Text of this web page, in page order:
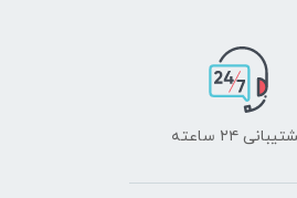
۲۴ ساعته